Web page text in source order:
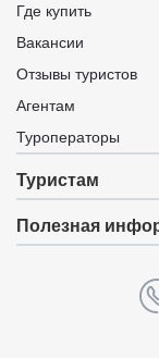
Где купить
Вакансии
Отзывы туристов
Агентам
Туроператоры
Туристам
Полезная